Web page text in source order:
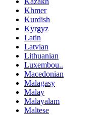
Khmer
Kurdish
Kyrgyz
Latin
Latvian
Lithuanian
Luxembou..
Macedonian
Malagasy
Malay
Malayalam
Maltese